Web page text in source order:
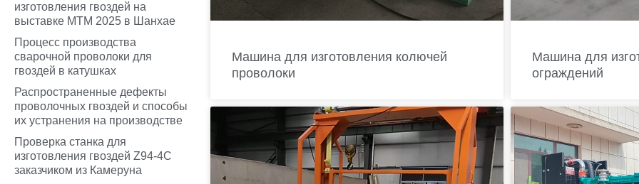
изготовления гвоздей на
выставке MTM 2025 в Шанхае
Процесс производства
сварочной проволоки для
гвоздей в катушках
Распространенные дефекты
проволочных гвоздей и способы
их устранения на производстве
Проверка станка для
изготовления гвоздей Z94-4C
заказчиком из Камеруна
Машина для изготовления колючей
проволоки
Машина для
ограждений